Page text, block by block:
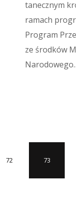
tanecznym
ramach
Program
ze środków
72 73